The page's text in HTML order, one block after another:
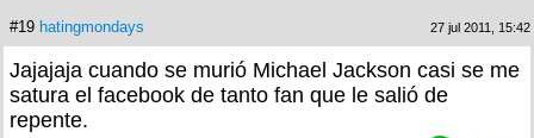
#19 hatingmondays 27 jul 2011, 15:42
Jajajaja cuando se murió Michael Jackson casi se me
satura el facebook de tanto fan que le salió de
repente.